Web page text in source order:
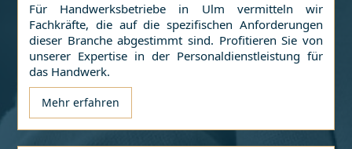
Für Handwerksbetriebe in Ulm vermitteln wir
Fachkräfte, die auf die spezifischen Anforderungen
dieser Branche abgestimmt sind. Profitieren Sie von
unserer Expertise in der Personaldienstleistung für
das Handwerk.
Mehr erfahren